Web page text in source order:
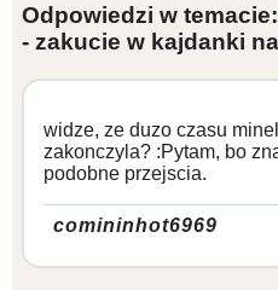
Odpowiedzi w
- zakucie w kajdanki
widze, ze duzo czasu
zakonczyla? :Pytam, bo
podobne przejscia.
comininhot6969